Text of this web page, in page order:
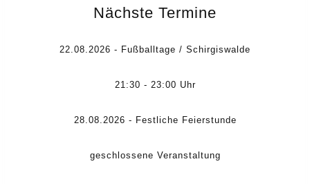
Nächste Termine
22.08.2026 - Fußballtage / Schirgiswalde
21:30 - 23:00 Uhr
28.08.2026 - Festliche Feierstunde
geschlossene Veranstaltung